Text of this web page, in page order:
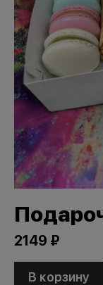
2149 ₽
В корзину